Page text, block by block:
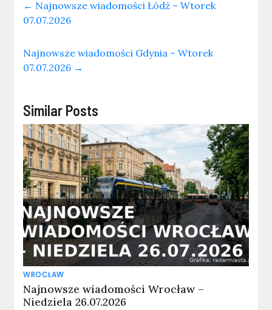
← Najnowsze wiadomości Łódź – Wtorek
07.07.2026
Najnowsze wiadomości Gdynia – Wtorek
07.07.2026 →
Similar Posts
WROCŁAW
Najnowsze wiadomości Wrocław –
Niedziela 26.07.2026